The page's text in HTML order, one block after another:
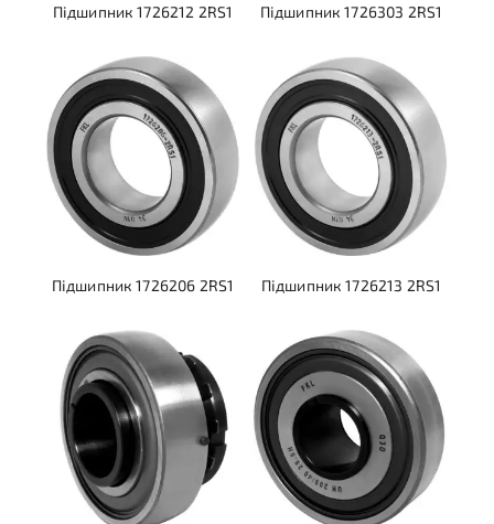
Підшипник 1726212 2RS1 Підшипник 1726303 2RS1
Підшипник 1726206 2RS1 Підшипник 1726213 2RS1